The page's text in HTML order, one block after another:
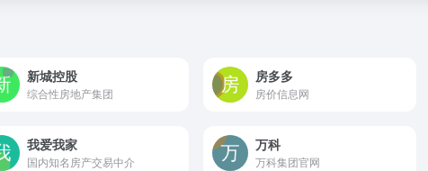
新城控股
综合性房地产集团
房多多
房价信息网
我爱我家
国内知名房产交易中介
万科
万科集团官网